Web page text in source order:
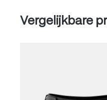
Produktgalerie
Vergelijkbare